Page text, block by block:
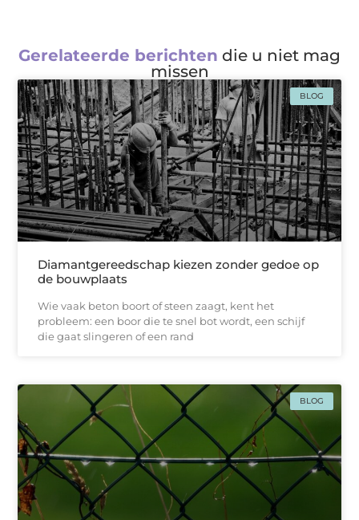
Gerelateerde berichten die u niet mag
missen
BLOG
Diamantgereedschap kiezen zonder gedoe op
de bouwplaats
Wie vaak beton boort of steen zaagt, kent het
probleem: een boor die te snel bot wordt, een schijf
die gaat slingeren of een rand
BLOG